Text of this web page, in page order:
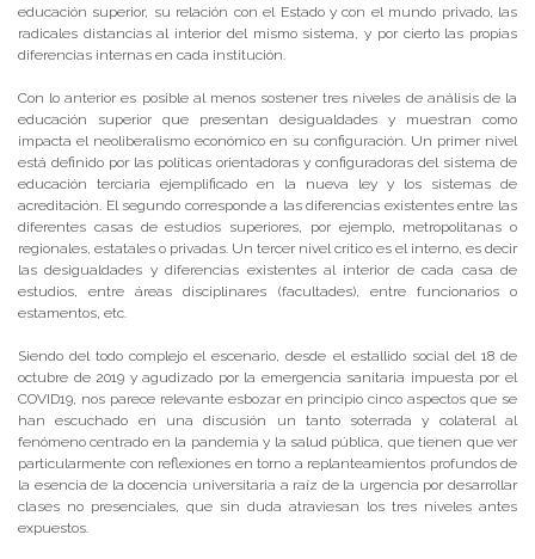
educación superior, su relación con el Estado y con el mundo privado, las
radicales distancias al interior del mismo sistema, y por cierto las propias
diferencias internas en cada institución.
Con lo anterior es posible al menos sostener tres niveles de análisis de la
educación superior que presentan desigualdades y muestran como
impacta el neoliberalismo económico en su configuración. Un primer nivel
está definido por las políticas orientadoras y configuradoras del sistema de
educación terciaria ejemplificado en la nueva ley y los sistemas de
acreditación. El segundo corresponde a las diferencias existentes entre las
diferentes casas de estudios superiores, por ejemplo, metropolitanas o
regionales, estatales o privadas. Un tercer nivel crítico es el interno, es decir
las desigualdades y diferencias existentes al interior de cada casa de
estudios, entre áreas disciplinares (facultades), entre funcionarios o
estamentos, etc.
Siendo del todo complejo el escenario, desde el estallido social del 18 de
octubre de 2019 y agudizado por la emergencia sanitaria impuesta por el
COVID19, nos parece relevante esbozar en principio cinco aspectos que se
han escuchado en una discusión un tanto soterrada y colateral al
fenómeno centrado en la pandemia y la salud pública, que tienen que ver
particularmente con reflexiones en torno a replanteamientos profundos de
la esencia de la docencia universitaria a raíz de la urgencia por desarrollar
clases no presenciales, que sin duda atraviesan los tres niveles antes
expuestos.